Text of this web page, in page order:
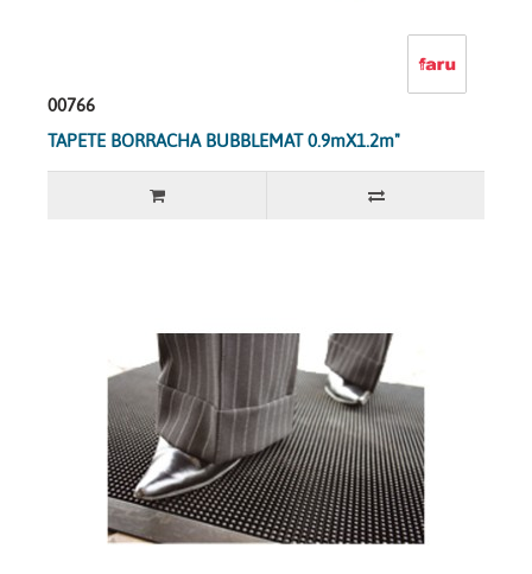
00766
TAPETE BORRACHA BUBBLEMAT 0.9mX1.2m"